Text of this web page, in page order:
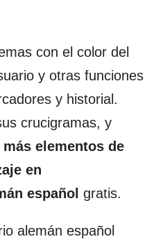
con el color del
y otras funciones
y historial.
crucigramas, y
elementos de
en
español gratis.
alemán español